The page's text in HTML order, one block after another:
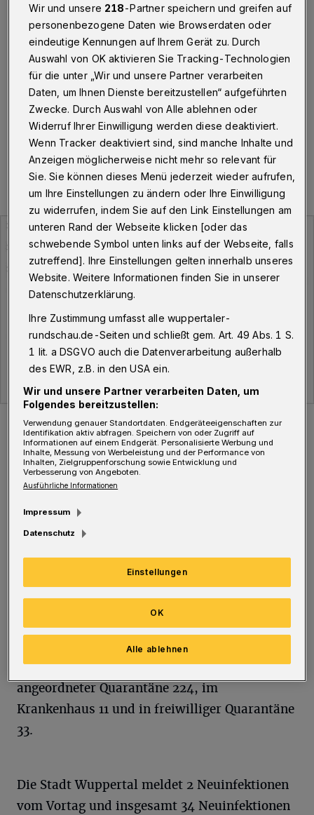
Wuppertal· Am Mittwoch (1. Juli 2020) meldet die
Stadt Wuppertal 53 Personen, die aktuell mit dem
Corona-Virus infiziert sind. In den letzten sieben Tagen
haben sich 34 Menschen neu mit dem Corona-Virus
infiziert.
Eine Minute Lesezeit
Der Verlauf der Corona-Fälle in Wuppertal.
Foto: WR
D
infiziert sind 53 Personen. Insgesamt 868
Menschen sind vom Corona-Virus genesen, 86
mit einer Virus-Infektion gestorben.
In Quarantäne befinden sich aktuell 268
Wuppertaler, davon in häuslicher
angeordneter Quarantäne 224, im
Krankenhaus 11 und in freiwilliger Quarantäne
33.
Die Stadt Wuppertal meldet 2 Neuinfektionen
vom Vortag und insgesamt 34 Neuinfektionen
Wir und unsere 218-Partner speichern und greifen auf
personenbezogene Daten wie Browserdaten oder
eindeutige Kennungen auf Ihrem Gerät zu. Durch
Auswahl von OK aktivieren Sie Tracking-Technologien
für die unter „Wir und unsere Partner verarbeiten
Daten, um Ihnen Dienste bereitzustellen“ aufgeführten
Zwecke. Durch Auswahl von Alle ablehnen oder
Widerruf Ihrer Einwilligung werden diese deaktiviert.
Wenn Tracker deaktiviert sind, sind manche Inhalte und
Anzeigen möglicherweise nicht mehr so relevant für
Sie. Sie können dieses Menü jederzeit wieder aufrufen,
um Ihre Einstellungen zu ändern oder Ihre Einwilligung
zu widerrufen, indem Sie auf den Link Einstellungen am
unteren Rand der Webseite klicken [oder das
schwebende Symbol unten links auf der Webseite, falls
zutreffend]. Ihre Einstellungen gelten innerhalb unseres
Website. Weitere Informationen finden Sie in unserer
Datenschutzerklärung.
Ihre Zustimmung umfasst alle wuppertaler-
rundschau.de-Seiten und schließt gem. Art. 49 Abs. 1 S.
1 lit. a DSGVO auch die Datenverarbeitung außerhalb
des EWR, z.B. in den USA ein.
Wir und unsere Partner verarbeiten Daten, um
Folgendes bereitzustellen:
Verwendung genauer Standortdaten. Endgeräteeigenschaften zur
Identifikation aktiv abfragen. Speichern von oder Zugriff auf
Informationen auf einem Endgerät. Personalisierte Werbung und
Inhalte, Messung von Werbeleistung und der Performance von
Inhalten, Zielgruppenforschung sowie Entwicklung und
Verbesserung von Angeboten.
Ausführliche Informationen
Impressum
Datenschutz
Einstellungen
Alle ablehnen
OK